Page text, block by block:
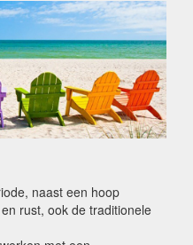
naast een hoop
rust, ook de traditionele